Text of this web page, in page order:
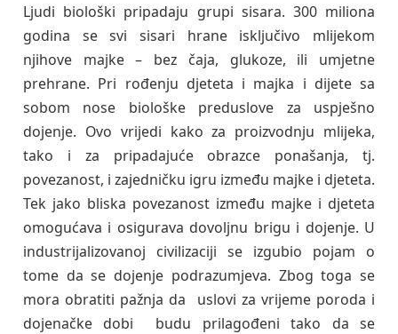
Ljudi biološki pripadaju grupi sisara. 300 miliona
godina se svi sisari hrane isključivo mlijekom
njihove majke – bez čaja, glukoze, ili umjetne
prehrane. Pri rođenju djeteta i majka i dijete sa
sobom nose biološke preduslove za uspješno
dojenje. Ovo vrijedi kako za proizvodnju mlijeka,
tako i za pripadajuće obrazce ponašanja, tj.
povezanost, i zajedničku igru između majke i djeteta.
Tek jako bliska povezanost između majke i djeteta
omogućava i osigurava dovoljnu brigu i dojenje. U
industrijalizovanoj civilizaciji se izgubio pojam o
tome da se dojenje podrazumjeva. Zbog toga se
mora obratiti pažnja da uslovi za vrijeme poroda i
dojenačke dobi budu prilagođeni tako da se